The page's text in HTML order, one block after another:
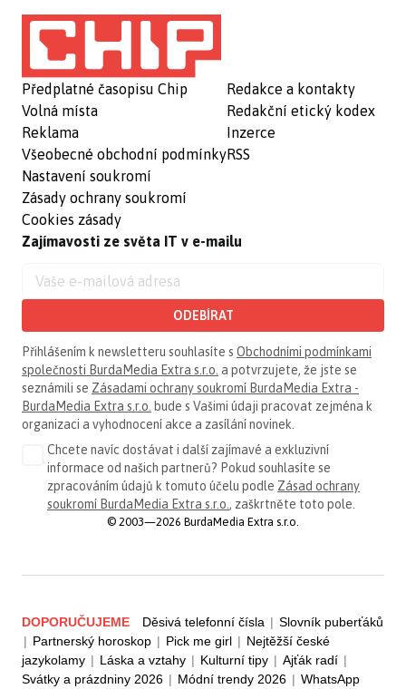
Předplatné časopisu Chip
Volná místa
Reklama
Všeobecné obchodní podmínky
Nastavení soukromí
Zásady ochrany soukromí
Cookies zásady
Redakce a kontakty
Redakční etický kodex
Inzerce
RSS
Zajímavosti ze světa IT v e-mailu
ODEBÍRAT
Přihlášením k newsletteru souhlasíte s Obchodními podmínkami
společnosti BurdaMedia Extra s.r.o. a potvrzujete, že jste se
seznámili se Zásadami ochrany soukromí BurdaMedia Extra -
BurdaMedia Extra s.r.o. bude s Vašimi údaji pracovat zejména k
organizaci a vyhodnocení akce a zasílání novinek.
Chcete navíc dostávat i další zajímavé a exkluzivní
informace od našich partnerů? Pokud souhlasíte se
zpracováním údajů k tomuto účelu podle Zásad ochrany
soukromí BurdaMedia Extra s.r.o. , zaškrtněte toto pole.
© 2003—2026 BurdaMedia Extra s.r.o.
DOPORUČUJEME Děsivá telefonní čísla | Slovník puberťáků
| Partnerský horoskop | Pick me girl | Nejtěžší české
jazykolamy | Láska a vztahy | Kulturní tipy | Ajťák radí |
Svátky a prázdniny 2026 | Módní trendy 2026 | WhatsApp